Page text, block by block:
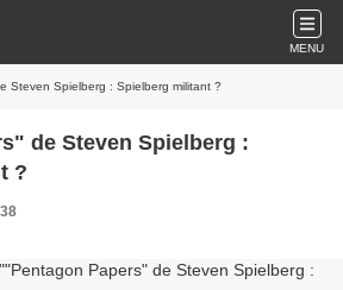
MENU
Steven Spielberg : Spielberg militant ?
de Steven Spielberg :
?